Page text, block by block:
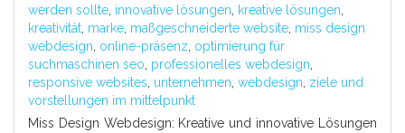
werden sollte innovative lösungen kreative lösungen
kreativität marke maßgeschneiderte website miss design
webdesign online-präsenz optimierung für
suchmaschinen seo professionelles webdesign
responsive websites unternehmen webdesign ziele und
vorstellungen im mittelpunkt
Miss Design Webdesign: Kreative und innovative Lösungen